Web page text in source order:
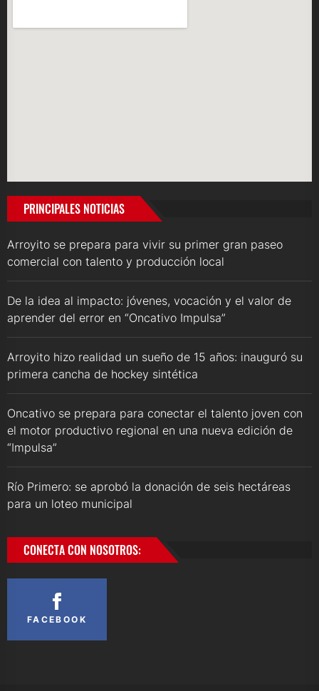
PRINCIPALES NOTICIAS
Arroyito se prepara para vivir su primer gran paseo
comercial con talento y producción local
De la idea al impacto: jóvenes, vocación y el valor de
aprender del error en “Oncativo Impulsa”
Arroyito hizo realidad un sueño de 15 años: inauguró su
primera cancha de hockey sintética
Oncativo se prepara para conectar el talento joven con
el motor productivo regional en una nueva edición de
“Impulsa”
Río Primero: se aprobó la donación de seis hectáreas
para un loteo municipal
CONECTA CON NOSOTROS:
FACEBOOK